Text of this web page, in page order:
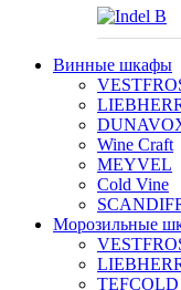
Винные шкафы
Wine Craft
MEYVEL
Cold Vine
Морозильные
TEFCOLD